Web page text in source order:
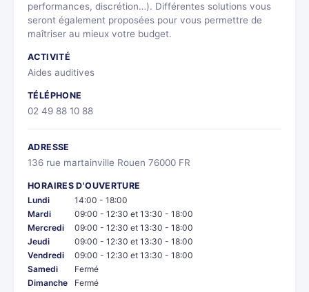
performances, discrétion…). Différentes solutions vous
seront également proposées pour vous permettre de
maîtriser au mieux votre budget.
ACTIVITÉ
Aides auditives
TÉLÉPHONE
02 49 88 10 88
ADRESSE
136 rue martainville Rouen 76000 FR
HORAIRES D'OUVERTURE
Lundi
14:00 - 18:00
Mardi
09:00 - 12:30 et 13:30 - 18:00
Mercredi
09:00 - 12:30 et 13:30 - 18:00
Jeudi
09:00 - 12:30 et 13:30 - 18:00
Vendredi
09:00 - 12:30 et 13:30 - 18:00
Samedi
Fermé
Dimanche
Fermé